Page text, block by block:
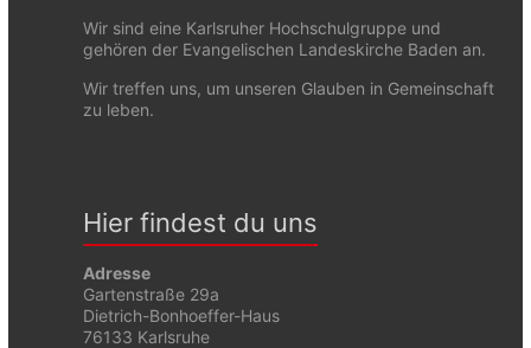
Wir sind eine Karlsruher Hochschulgruppe und
gehören der Evangelischen Landeskirche Baden an.
Wir treffen uns, um unseren Glauben in Gemeinschaft
zu leben.
Hier findest du uns
Adresse
Gartenstraße 29a
Dietrich-Bonhoeffer-Haus
76133 Karlsruhe